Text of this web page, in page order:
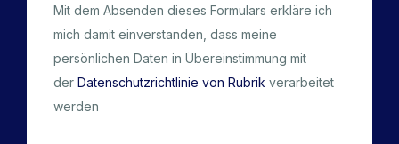
Mit dem Absenden dieses Formulars erkläre ich
mich damit einverstanden, dass meine
persönlichen Daten in Übereinstimmung mit
der Datenschutzrichtlinie von Rubrik verarbeitet
werden